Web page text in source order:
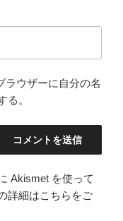
ラウザーに自分の名
る。
Akismet を使って
詳細はこちらをご